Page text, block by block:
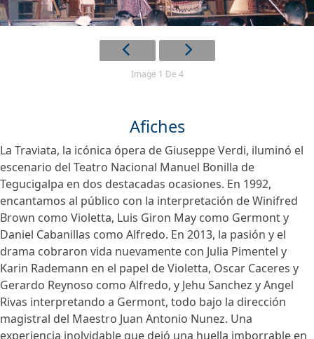
Image 1 De 4
Afiches
La Traviata, la icónica ópera de Giuseppe Verdi, iluminó el
escenario del Teatro Nacional Manuel Bonilla de
Tegucigalpa en dos destacadas ocasiones. En 1992,
encantamos al público con la interpretación de Winifred
Brown como Violetta, Luis Giron May como Germont y
Daniel Cabanillas como Alfredo. En 2013, la pasión y el
drama cobraron vida nuevamente con Julia Pimentel y
Karin Rademann en el papel de Violetta, Oscar Caceres y
Gerardo Reynoso como Alfredo, y Jehu Sanchez y Angel
Rivas interpretando a Germont, todo bajo la dirección
magistral del Maestro Juan Antonio Nunez. Una
experiencia inolvidable que dejó una huella imborrable en